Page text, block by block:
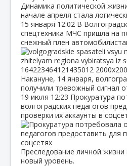
Динамика политической
начале апреля стала
15 января 12:02 В
спецтехника МЧС пришла на
снежный плен
Накануне, 14 января,
получили тревожный сигнал
19 июля 12:23 Прокуратура
волгоградских педагогов
проверки их аккаунты в
Преследование личной
новый уровень.